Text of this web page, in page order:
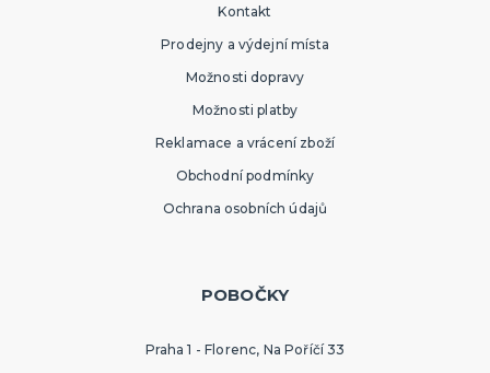
Kontakt
Prodejny a výdejní místa
Možnosti dopravy
Možnosti platby
Reklamace a vrácení zboží
Obchodní podmínky
Ochrana osobních údajů
POBOČKY
Praha 1 - Florenc, Na Poříčí 33